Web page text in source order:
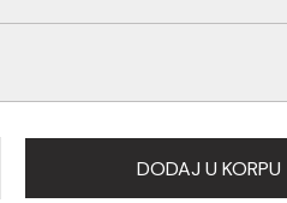
Kina
DODAJ U KORPU